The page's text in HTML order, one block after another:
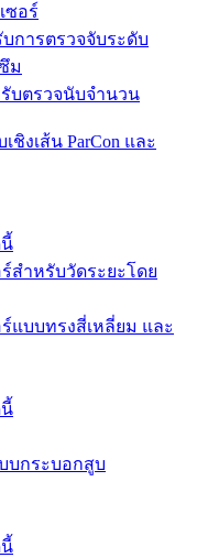
ซอร์
การตรวจจับระดับ
ม
รับตรวจนับจำนวน
ชิงเส้น ParCon และ
สำหรับวัดระยะโดย
แบบทรงสี่เหลี่ยม และ
บกระบอกสูบ